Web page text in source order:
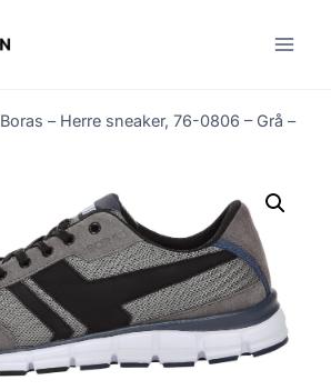
Boras – Herre sneaker, 76-0806 – Grå –